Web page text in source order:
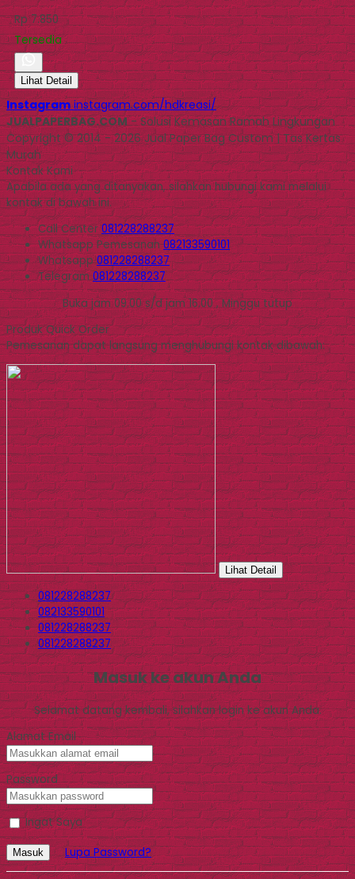
Rp 7.850
Tersedia
Lihat Detail
Instagram instagram.com/hdkreasi/
JUALPAPERBAG.COM- Solusi Kemasan Ramah Lingkungan
Copyright © 2014 - 2026 Jual Paper Bag Custom | Tas Kertas
Murah
Kontak Kami
Apabila ada yang ditanyakan, silahkan hubungi kami melalui
kontak di bawah ini.
Call Center081228288237
WhatsappPemesanan 082133590101
Whatsapp081228288237
Telegram081228288237
Buka jam 09.00 s/d jam 16.00 , Minggu tutup
Produk Quick Order
Pemesanan dapat langsung menghubungi kontak dibawah:
Lihat Detail
081228288237
082133590101
081228288237
081228288237
Masuk ke akun Anda
Selamat datang kembali, silahkan login ke akun Anda.
Alamat Email
Password
Ingat Saya
Masuk Lupa Password?